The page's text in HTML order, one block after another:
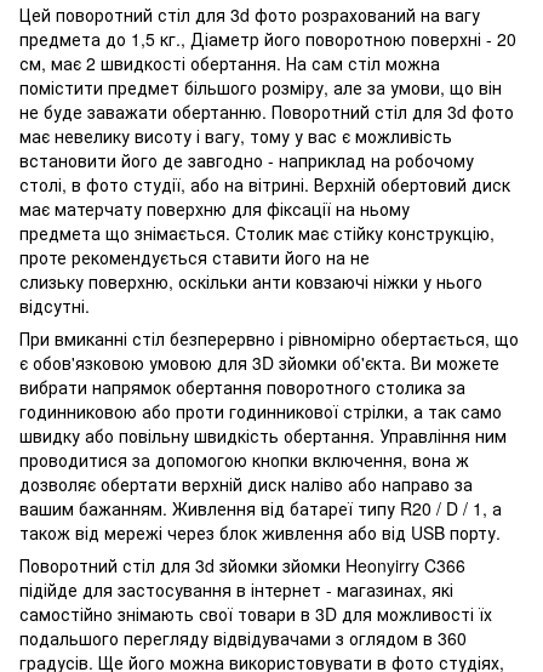
Цей поворотний стіл для 3d фото розрахований на вагу
предмета до 1,5 кг., Діаметр його поворотною поверхні - 20
см, має 2 швидкості обертання. На сам стіл можна
помістити предмет більшого розміру, але за умови, що він
не буде заважати обертанню. Поворотний стіл для 3d фото
має невелику висоту і вагу, тому у вас є можливість
встановити його де завгодно - наприклад на робочому
столі, в фото студії, або на вітрині. Верхній обертовий диск
має матерчату поверхню для фіксації на ньому
предмета що знімається. Столик має стійку конструкцію,
проте рекомендується ставити його на не
слизьку поверхню, оскільки анти ковзаючі ніжки у нього
відсутні.
При вмиканні стіл безперервно і рівномірно обертається, що
є обов'язковою умовою для 3D зйомки об'єкта. Ви можете
вибрати напрямок обертання поворотного столика за
годинниковою або проти годинникової стрілки, а так само
швидку або повільну швидкість обертання. Управління ним
проводитися за допомогою кнопки включення, вона ж
дозволяє обертати верхній диск наліво або направо за
вашим бажанням. Живлення від батареї типу R20 / D / 1, а
також від мережі через блок живлення або від USB порту.
Поворотний стіл для 3d зйомки зйомки Heonyirry C366
підійде для застосування в інтернет - магазинах, які
самостійно знімають свої товари в 3D для можливості їх
подальшого перегляду відвідувачами з оглядом в 360
градусів. Ще його можна використовувати в фото студіях,